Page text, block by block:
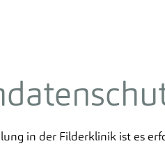
Unterhaltung
in der Filderklinik ist es